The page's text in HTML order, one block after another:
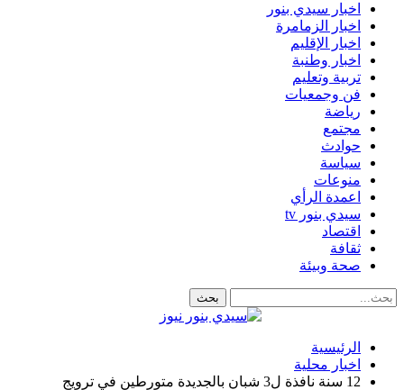
اخبار سيدي بنور
اخبار الزمامرة
اخبار الإقليم
اخبار وطنبة
تربية وتعليم
فن وجمعيات
رياضة
مجتمع
حوادث
سياسة
منوعات
اعمدة الرأي
سيدي بنور tv
اقتصاد
ثقافة
صحة وبيئة
الرئيسية
اخبار محلية
12 سنة نافذة ل3 شبان بالجديدة متورطين في ترويج